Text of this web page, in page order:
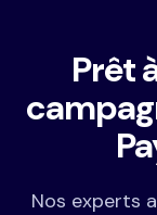
Prêt
Nos experts